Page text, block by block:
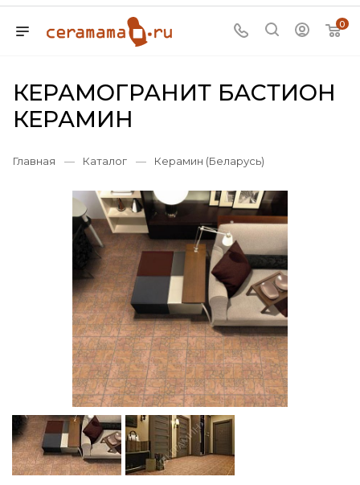
0
КЕРАМОГРАНИТ БАСТИОН
КЕРАМИН
Главная — Каталог — Керамин (Беларусь)